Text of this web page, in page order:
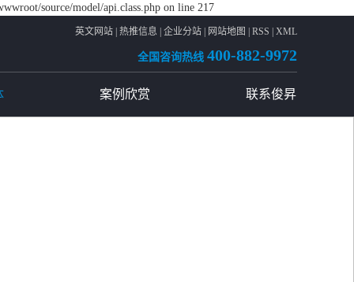
source/model/api.class.php on line 217
英文网站 热推信息 企业分站 网站地图 RSS XML
全国咨询热线 400-882-9972
案例欣赏 联系俊昇